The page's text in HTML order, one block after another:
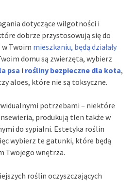
dotyczące wilgotności i
dobrze przystosowują się do
w Twoim mieszkaniu, będą działały
domu są zwierzęta, wybierz
psa i rośliny bezpieczne dla kota,
aloes, które nie są toksyczne.
potrzebami – niektóre
produkują tlen także w
do sypialni. Estetyka roślin
wybierz te gatunki, które będą
Twojego wnętrza.
roślin oczyszczających